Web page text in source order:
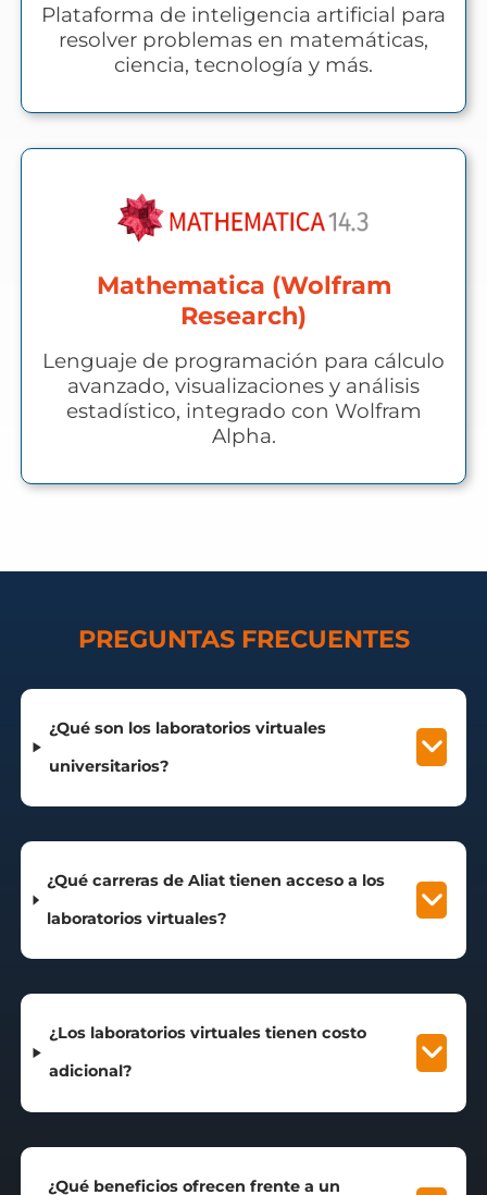
Plataforma de inteligencia artificial para
resolver problemas en matemáticas,
ciencia, tecnología y más.
Mathematica (Wolfram
Research)
Lenguaje de programación para cálculo
avanzado, visualizaciones y análisis
estadístico, integrado con Wolfram
Alpha.
PREGUNTAS FRECUENTES
¿Qué son los laboratorios virtuales
universitarios?
¿Qué carreras de Aliat tienen acceso a los
laboratorios virtuales?
¿Los laboratorios virtuales tienen costo
adicional?
¿Qué beneficios ofrecen frente a un